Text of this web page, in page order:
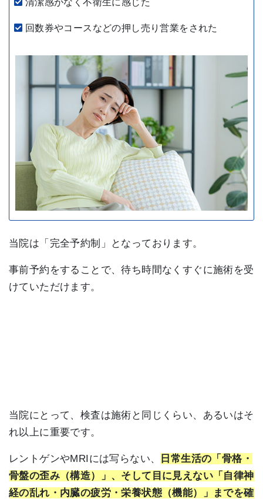
清潔感がなく不衛生に感じた
回数券やコースなどの押し売り営業をされた
当院は「完全予約制」となっております。
事前予約をすることで、待ち時間なくすぐに施術を受
けていただけます。
当院にとって、検査は施術と同じくらい、あるいはそ
れ以上に重要です。
レントゲンやMRIには写らない、
日常生活の「骨格・
骨盤の歪み（構造）」、そして目に見えない「自律神
経の乱れ・内臓の疲労・栄養状態（機能）」までを確